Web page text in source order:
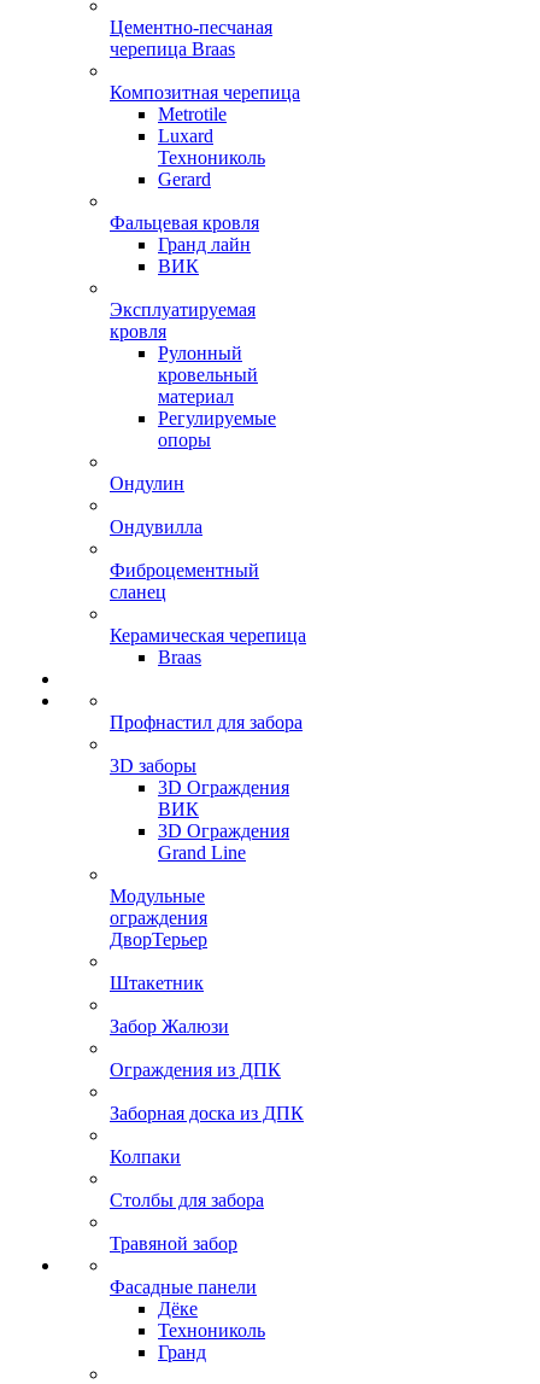
Цементно-песчаная
черепица Braas
Композитная черепица
Metrotile
Luxard
Технониколь
Gerard
Фальцевая кровля
Гранд лайн
ВИК
Эксплуатируемая
кровля
Рулонный
кровельный
материал
Регулируемые
опоры
Ондулин
Ондувилла
Фиброцементный
сланец
Керамическая черепица
Braas
Профнастил для забора
3D заборы
3D Ограждения
ВИК
3D Ограждения
Grand Line
Модульные
ограждения
ДворТерьер
Штакетник
Забор Жалюзи
Ограждения из ДПК
Заборная доска из ДПК
Колпаки
Столбы для забора
Травяной забор
Фасадные панели
Дёке
Технониколь
Гранд